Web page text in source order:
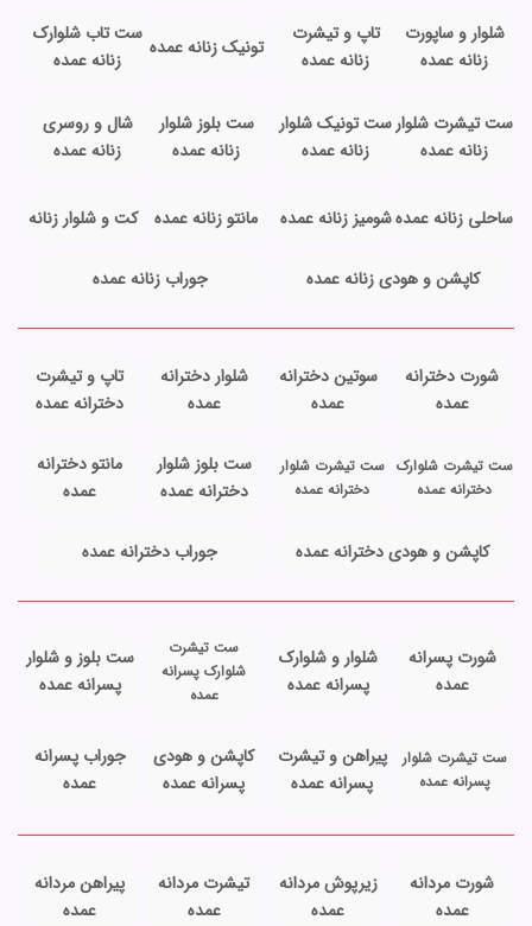
شلوار و ساپورت
زنانه عمده
تاپ و تیشرت
زنانه عمده
تونیک زنانه عمده
ست تاب شلوارک
زنانه عمده
ست تیشرت شلوار
زنانه عمده
ست تونیک شلوار
زنانه عمده
ست بلوز شلوار
زنانه عمده
شال و روسری
زنانه عمده
ساحلی زنانه عمدهشومیز زنانه عمده مانتو زنانه عمده کت و شلوار زنانه
کاپشن و هودی زنانه عمده جوراب زنانه عمده
شورت دخترانه
عمده
سوتین دخترانه
عمده
شلوار دخترانه
عمده
تاپ و تیشرت
دخترانه عمده
ست تیشرت شلوارک
دخترانه عمده
ست تیشرت شلوار
دخترانه عمده
ست بلوز شلوار
دخترانه عمده
مانتو دخترانه
عمده
کاپشن و هودی دخترانه عمده جوراب دخترانه عمده
شورت پسرانه
عمده
شلوار و شلوارک
پسرانه عمده
ست تیشرت
شلوارک پسرانه
عمده
ست بلوز و شلوار
پسرانه عمده
ست تیشرت شلوار
پسرانه عمده
پیراهن و تیشرت
پسرانه عمده
کاپشن و هودی
پسرانه عمده
جوراب پسرانه
عمده
شورت مردانه
عمده
زیرپوش مردانه
عمده
تیشرت مردانه
عمده
پیراهن مردانه
عمده